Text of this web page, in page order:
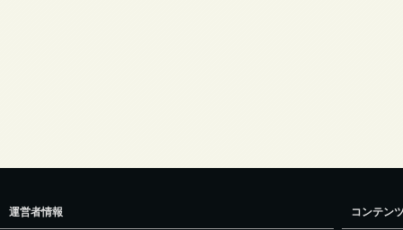
運営者情報 コンテン